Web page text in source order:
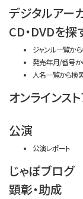
デジタルアー
CD・DVDを探
ジャンル一覧か
発売年月/番号か
人名一覧から検
オンラインス
公演
公演レポート
じゃぽブログ
顕彰・助成